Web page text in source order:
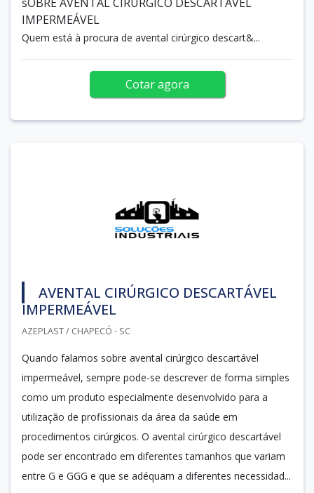
IMPERMEÁVEL
Quem está à procura de avental cirúrgico descart&...
Cotar agora
AVENTAL CIRÚRGICO DESCARTÁVEL
IMPERMEÁVEL
AZEPLAST / CHAPECÓ - SC
Quando falamos sobre avental cirúrgico descartável
impermeável, sempre pode-se descrever de forma simples
como um produto especialmente desenvolvido para a
utilização de profissionais da área da saúde em
procedimentos cirúrgicos. O avental cirúrgico descartável
pode ser encontrado em diferentes tamanhos que variam
entre G e GGG e que se adéquam a diferentes necessidad...